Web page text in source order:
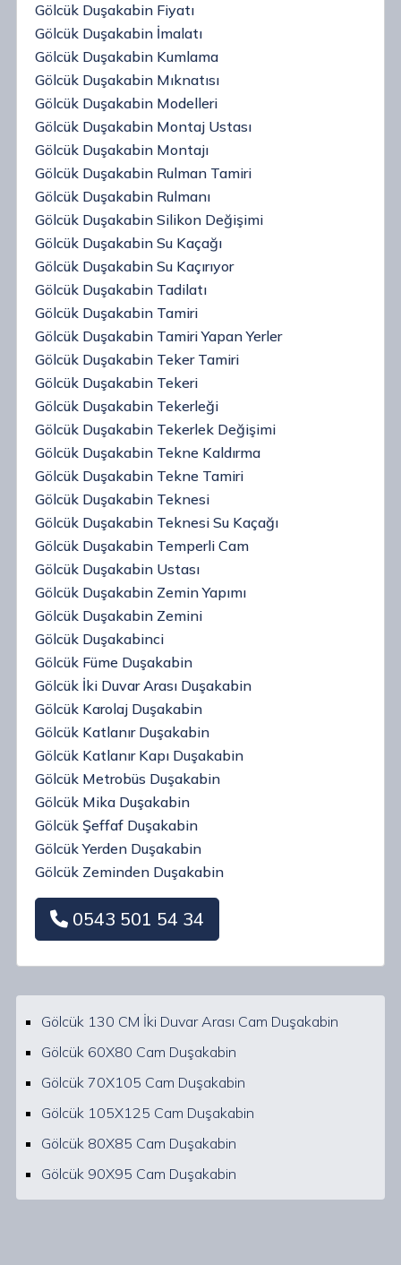
Gölcük Duşakabin Fiyatı
Gölcük Duşakabin İmalatı
Gölcük Duşakabin Kumlama
Gölcük Duşakabin Mıknatısı
Gölcük Duşakabin Modelleri
Gölcük Duşakabin Montaj Ustası
Gölcük Duşakabin Montajı
Gölcük Duşakabin Rulman Tamiri
Gölcük Duşakabin Rulmanı
Gölcük Duşakabin Silikon Değişimi
Gölcük Duşakabin Su Kaçağı
Gölcük Duşakabin Su Kaçırıyor
Gölcük Duşakabin Tadilatı
Gölcük Duşakabin Tamiri
Gölcük Duşakabin Tamiri Yapan Yerler
Gölcük Duşakabin Teker Tamiri
Gölcük Duşakabin Tekeri
Gölcük Duşakabin Tekerleği
Gölcük Duşakabin Tekerlek Değişimi
Gölcük Duşakabin Tekne Kaldırma
Gölcük Duşakabin Tekne Tamiri
Gölcük Duşakabin Teknesi
Gölcük Duşakabin Teknesi Su Kaçağı
Gölcük Duşakabin Temperli Cam
Gölcük Duşakabin Ustası
Gölcük Duşakabin Zemin Yapımı
Gölcük Duşakabin Zemini
Gölcük Duşakabinci
Gölcük Füme Duşakabin
Gölcük İki Duvar Arası Duşakabin
Gölcük Karolaj Duşakabin
Gölcük Katlanır Duşakabin
Gölcük Katlanır Kapı Duşakabin
Gölcük Metrobüs Duşakabin
Gölcük Mika Duşakabin
Gölcük Şeffaf Duşakabin
Gölcük Yerden Duşakabin
Gölcük Zeminden Duşakabin
0543 501 54 34
Gölcük 130 CM İki Duvar Arası Cam Duşakabin
Gölcük 60X80 Cam Duşakabin
Gölcük 70X105 Cam Duşakabin
Gölcük 105X125 Cam Duşakabin
Gölcük 80X85 Cam Duşakabin
Gölcük 90X95 Cam Duşakabin